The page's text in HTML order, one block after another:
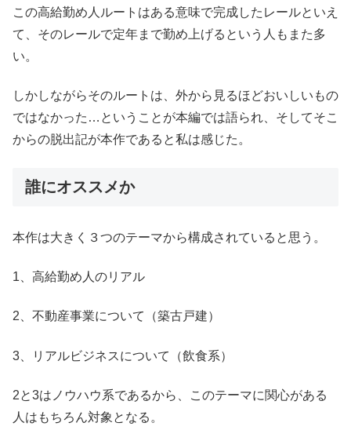
この高給勤め人ルートはある意味で完成したレールといえ
て、そのレールで定年まで勤め上げるという人もまた多
い。
しかしながらそのルートは、外から見るほどおいしいもの
ではなかった … ということが本編では語られ、そしてそこ
からの脱出記が本作であると私は感じた。
誰にオススメか
本作は大きく３つのテーマから構成されていると思う。
1 、高給勤め人のリアル
2 、不動産事業について（築古戸建）
3 、リアルビジネスについて（飲食系）
2と3はノウハウ系であるから、このテーマに関心がある
人はもちろん対象となる。